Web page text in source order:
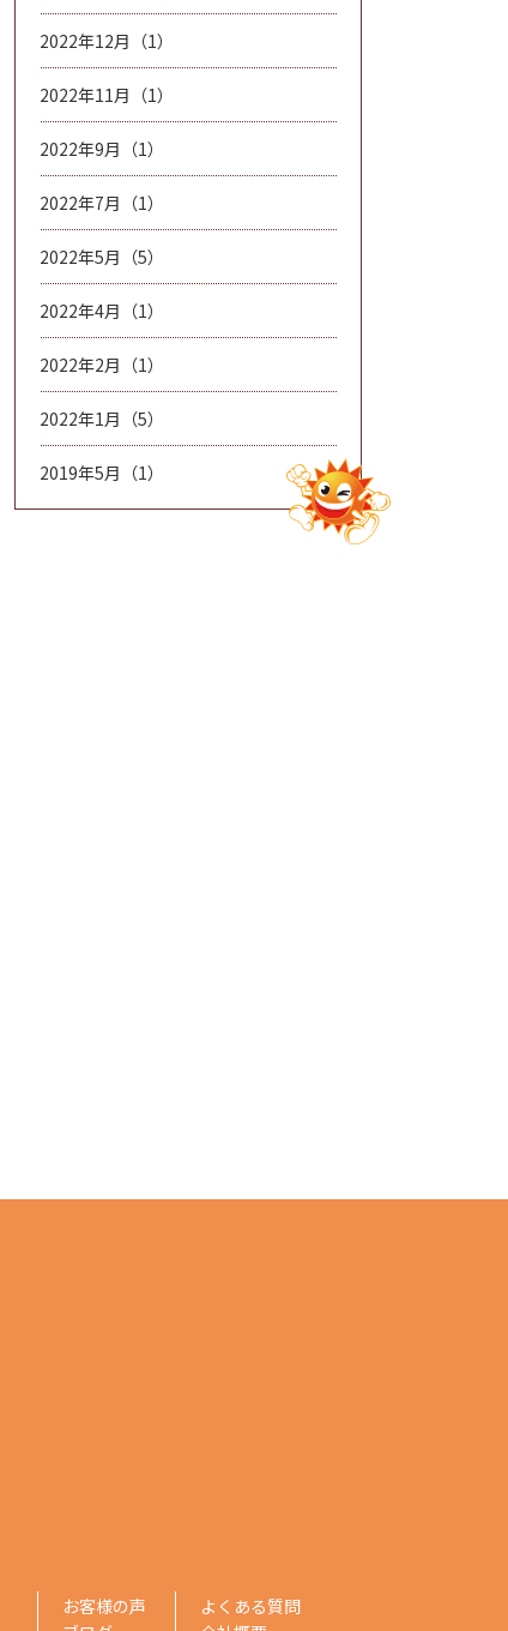
2022年12月（1）
2022年11月（1）
2022年9月（1）
2022年7月（1）
2022年5月（5）
2022年4月（1）
2022年2月（1）
2022年1月（5）
2019年5月（1）
お客様の声
よくある質問